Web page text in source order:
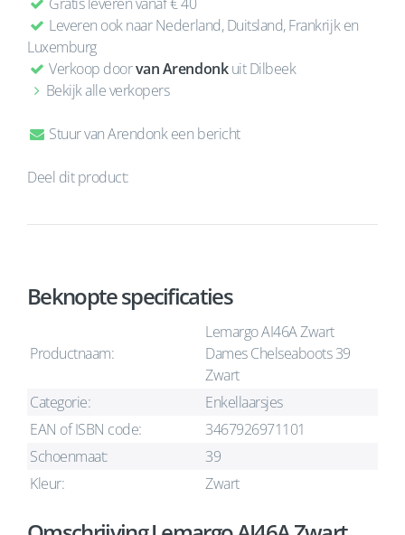
Leveren ook naar Nederland, Duitsland, Frankrijk en
Luxemburg
Verkoop doorvan Arendonkuit Dilbeek
Bekijk alle verkopers
Stuur van Arendonk een bericht
Deel dit product:
Beknopte specificaties
Productnaam:
Lemargo AI46A Zwart
Dames Chelseaboots 39
Zwart
Categorie:
Enkellaarsjes
EAN of ISBN code:
3467926971101
Schoenmaat:
39
Kleur:
Zwart